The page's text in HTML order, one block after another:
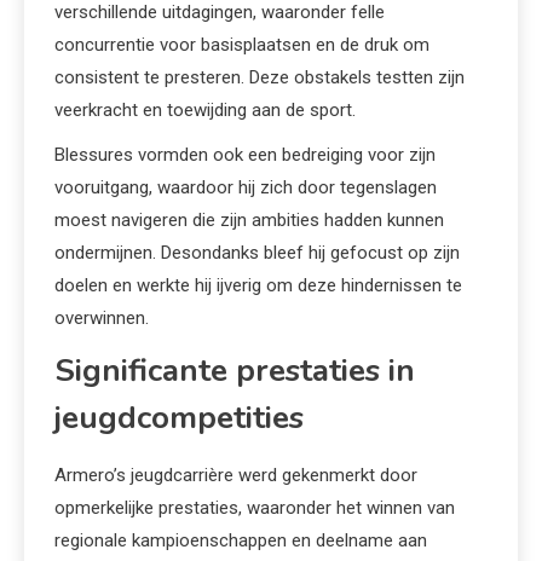
verschillende uitdagingen, waaronder felle
concurrentie voor basisplaatsen en de druk om
consistent te presteren. Deze obstakels testten zijn
veerkracht en toewijding aan de sport.
Blessures vormden ook een bedreiging voor zijn
vooruitgang, waardoor hij zich door tegenslagen
moest navigeren die zijn ambities hadden kunnen
ondermijnen. Desondanks bleef hij gefocust op zijn
doelen en werkte hij ijverig om deze hindernissen te
overwinnen.
Significante prestaties in
jeugdcompetities
Armero’s jeugdcarrière werd gekenmerkt door
opmerkelijke prestaties, waaronder het winnen van
regionale kampioenschappen en deelname aan